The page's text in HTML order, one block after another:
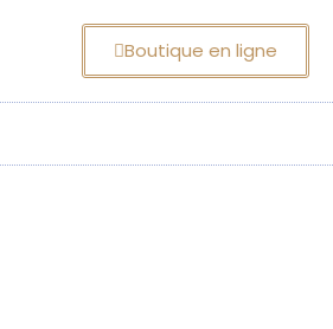
Boutique en ligne